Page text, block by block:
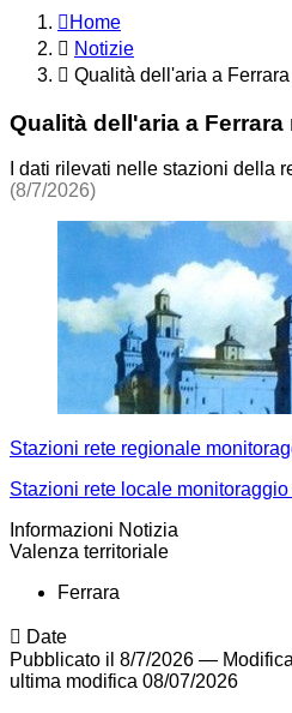
Home
Notizie
Qualità dell'aria a
Qualità dell'aria a
I dati rilevati nelle stazioni della
(8/7/2026)
Stazioni rete regionale
Stazioni rete locale
Informazioni Notizia
Valenza territoriale
Ferrara
Date
Pubblicato il 8/7/2026 —
ultima modifica 08/07/2026